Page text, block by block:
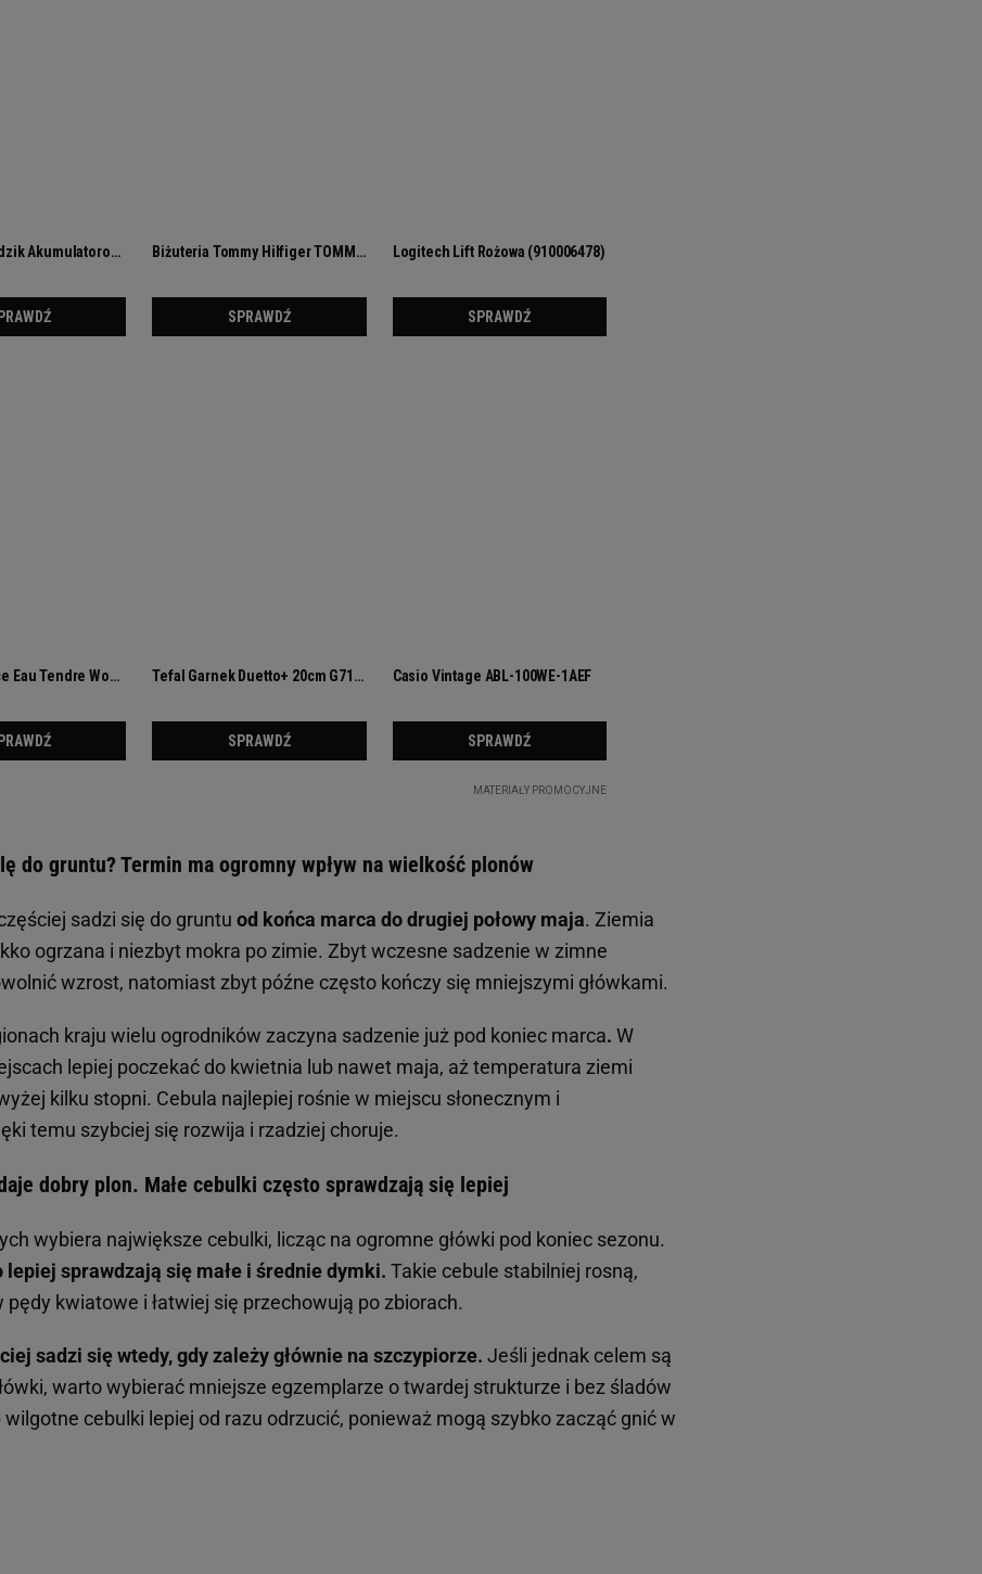
do gruntu? Termin ma ogromny wpływ na wielkość plonów
sadzi się do gruntu od końca marca do drugiej połowy maja. Ziemia
ogrzana i niezbyt mokra po zimie. Zbyt wczesne sadzenie w zimne
wzrost, natomiast zbyt późne często kończy się mniejszymi główkami.
kraju wielu ogrodników zaczyna sadzenie już pod koniec marca. W
lepiej poczekać do kwietnia lub nawet maja, aż temperatura ziemi
kilku stopni. Cebula najlepiej rośnie w miejscu słonecznym i
temu szybciej się rozwija i rzadziej choruje.
dobry plon. Małe cebulki często sprawdzają się lepiej
wybiera największe cebulki, licząc na ogromne główki pod koniec sezonu.
lepiej sprawdzają się małe i średnie dymki. Takie cebule stabilniej rosną,
pędy kwiatowe i łatwiej się przechowują po zbiorach.
sadzi się wtedy, gdy zależy głównie na szczypiorze. Jeśli jednak celem są
warto wybierać mniejsze egzemplarze o twardej strukturze i bez śladów
cebulki lepiej od razu odrzucić, ponieważ mogą szybko zacząć gnić w